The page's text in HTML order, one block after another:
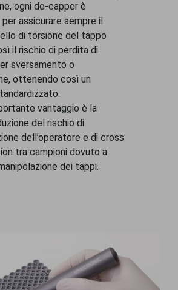
ogni de-capper è
assicurare sempre il
di torsione del tappo
il rischio di perdita di
sversamento o
ottenendo così un
vantaggio è la
del rischio di
dell’operatore e di cross
tra campioni dovuto a
dei tappi.